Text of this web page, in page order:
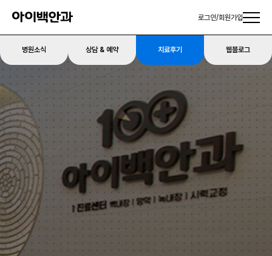
로그인/회원가입
병원소식 상담 & 예약 치료후기 웹블로그